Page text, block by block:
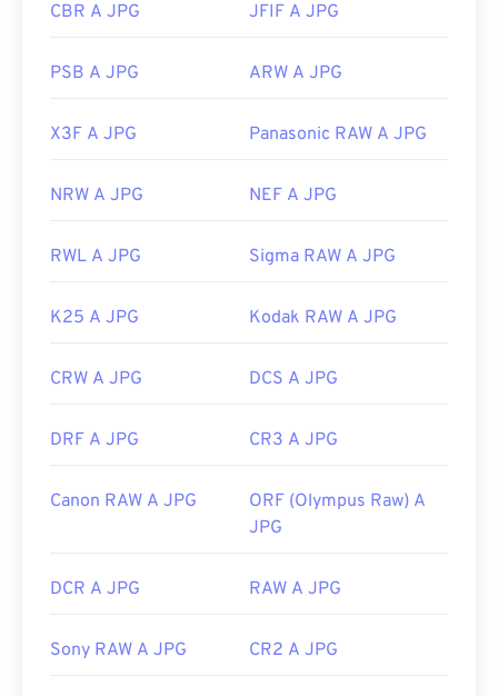
CBR A JPG JFIF A JPG
PSB A JPG ARW A JPG
X3F A JPG Panasonic RAW A JPG
NRW A JPG NEF A JPG
RWL A JPG Sigma RAW A JPG
K25 A JPG Kodak RAW A JPG
CRW A JPG DCS A JPG
DRF A JPG CR3 A JPG
Canon RAW A JPG
ORF (Olympus Raw) A
JPG
DCR A JPG RAW A JPG
Sony RAW A JPG CR2 A JPG